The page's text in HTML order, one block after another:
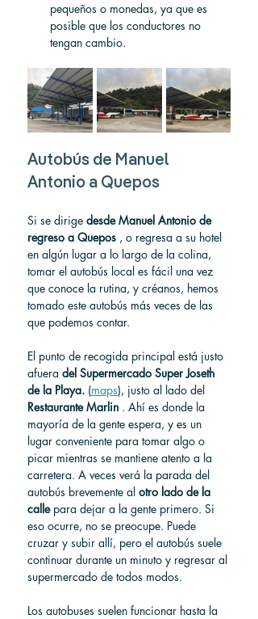
pequeños o monedas, ya que es
posible que los conductores no
tengan cambio.
Autobús de Manuel
Antonio a Quepos
Si se dirige desde Manuel Antonio de
regreso a Quepos , o regresa a su hotel
en algún lugar a lo largo de la colina,
tomar el autobús local es fácil una vez
que conoce la rutina, y créanos, hemos
tomado este autobús más veces de las
que podemos contar.
El punto de recogida principal está justo
afuera del Supermercado Super Joseth
de la Playa. (maps), justo al lado del
Restaurante Marlin . Ahí es donde la
mayoría de la gente espera, y es un
lugar conveniente para tomar algo o
picar mientras se mantiene atento a la
carretera. A veces verá la parada del
autobús brevemente al otro lado de la
calle para dejar a la gente primero. Si
eso ocurre, no se preocupe. Puede
cruzar y subir allí, pero el autobús suele
continuar durante un minuto y regresar al
supermercado de todos modos.
Los autobuses suelen funcionar hasta la